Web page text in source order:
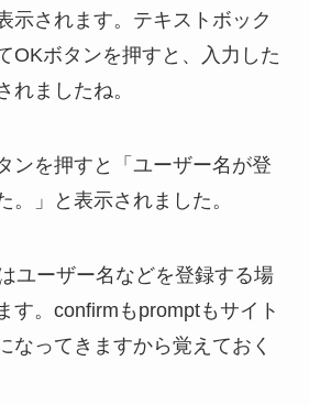
示されます。テキストボック
OKボタンを押すと、入力した
れましたね。
ンを押すと「ユーザー名が登
。」と表示されました。
ユーザー名などを登録する場
す。confirmもpromptもサイト
なってきますから覚えておく